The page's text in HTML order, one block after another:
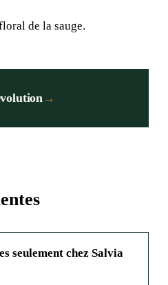
de la sauge.
→
seulement chez Salvia